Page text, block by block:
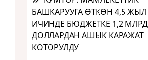
БАШКАРУУГА ӨТКӨН 4,5 ЖЫЛ
ИЧИНДЕ БЮДЖЕТКЕ 1,2 МЛРД
ДОЛЛАРДАН АШЫК КАРАЖАТ
КОТОРУЛДУ